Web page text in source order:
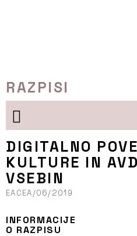
RAZPISI
DIGITALNO
KULTURE IN
VSEBIN
EACEA/06/2019
INFORMACIJE
O RAZPISU